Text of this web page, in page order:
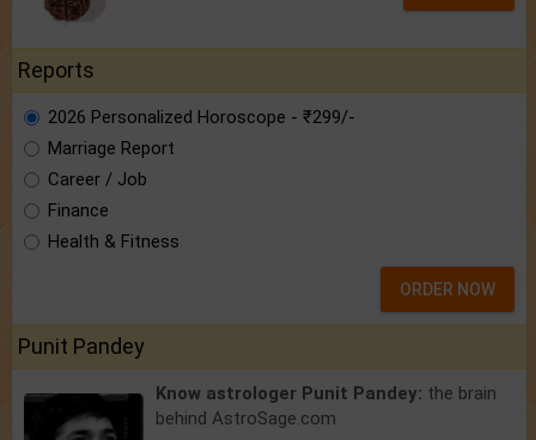
Reports
2026 Personalized Horoscope - ₹299/-
Marriage Report
Career / Job
Finance
Health & Fitness
ORDER NOW
Punit Pandey
Know astrologer Punit Pandey: the brain
behind AstroSage.com